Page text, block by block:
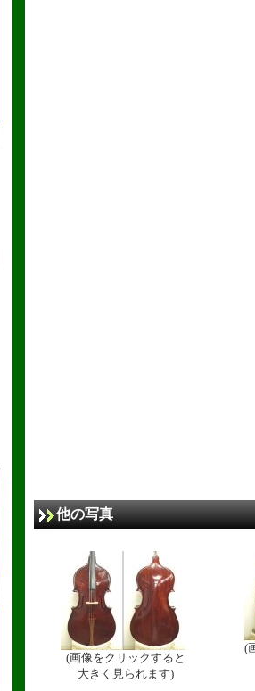
他の写真
(画像をクリックすると
大きく見られます)
(